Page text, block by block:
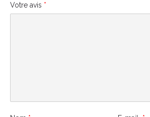
Votre avis *